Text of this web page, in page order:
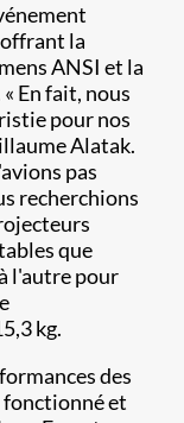
offrant la
ANSI et la
En fait, nous
pour nos
Alatak.
pas
recherchions
que
l'autre pour
kg.
des
et